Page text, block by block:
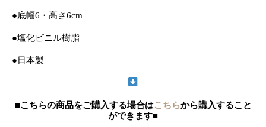
●底幅6・高さ6cm
●塩化ビニル樹脂
●日本製
■こちらの商品をご購入する場合はこちらから購入すること
ができます■